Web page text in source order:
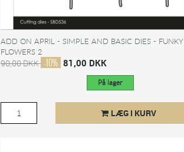
ADD ON APRIL - SIMPLE AND BASIC DIES - FUNKY
FLOWERS 2
90,00 DKK -10% 81,00 DKK
På lager
LÆG I KURV